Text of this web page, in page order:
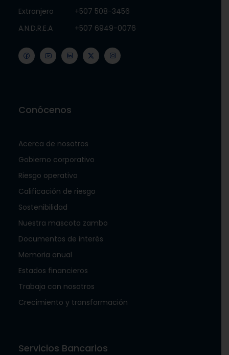
Extranjero
+507 508-3456
A.N.D.R.E.A
+507 6949-0076
Conócenos
Acerca de nosotros
Gobierno corporativo
Riesgo operativo
Calificación de riesgo
Sostenibilidad
Nuestra mascota zambo
Documentos de interés
Memoria anual
Estados financieros
Trabaja con nosotros
Crecimiento y transformación
Servicios Bancarios